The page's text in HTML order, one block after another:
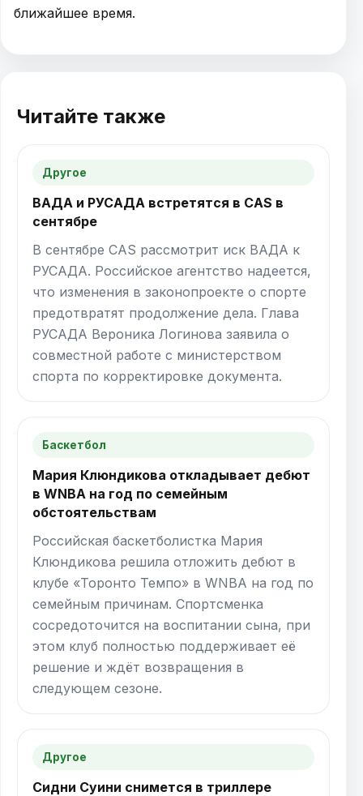
ближайшее время.
Читайте также
Другое
ВАДА и РУСАДА встретятся в CAS в
сентябре
В сентябре CAS рассмотрит иск ВАДА к
РУСАДА. Российское агентство надеется,
что изменения в законопроекте о спорте
предотвратят продолжение дела. Глава
РУСАДА Вероника Логинова заявила о
совместной работе с министерством
спорта по корректировке документа.
Баскетбол
Мария Клюндикова откладывает дебют
в WNBA на год по семейным
обстоятельствам
Российская баскетболистка Мария
Клюндикова решила отложить дебют в
клубе «Торонто Темпо» в WNBA на год по
семейным причинам. Спортсменка
сосредоточится на воспитании сына, при
этом клуб полностью поддерживает её
решение и ждёт возвращения в
следующем сезоне.
Другое
Сидни Суини снимется в триллере